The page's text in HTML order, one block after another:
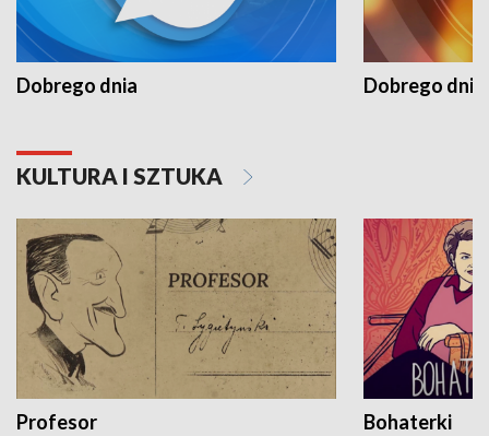
Dobrego dnia Dobrego dnia
KULTURA I SZTUKA
Profesor Bohaterki